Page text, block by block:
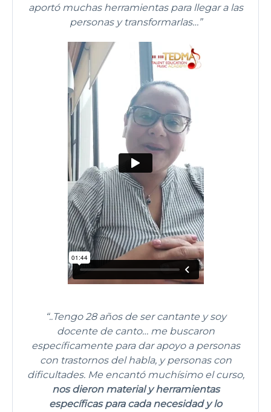
aportó muchas herramientas para llegar a las
personas y transformarlas…”
“..Tengo 28 años de ser cantante y soy
docente de canto… me buscaron
específicamente para dar apoyo a personas
con trastornos del habla, y personas con
dificultades. Me encantó muchísimo el curso,
nos dieron material y herramientas
específicas para cada necesidad y lo